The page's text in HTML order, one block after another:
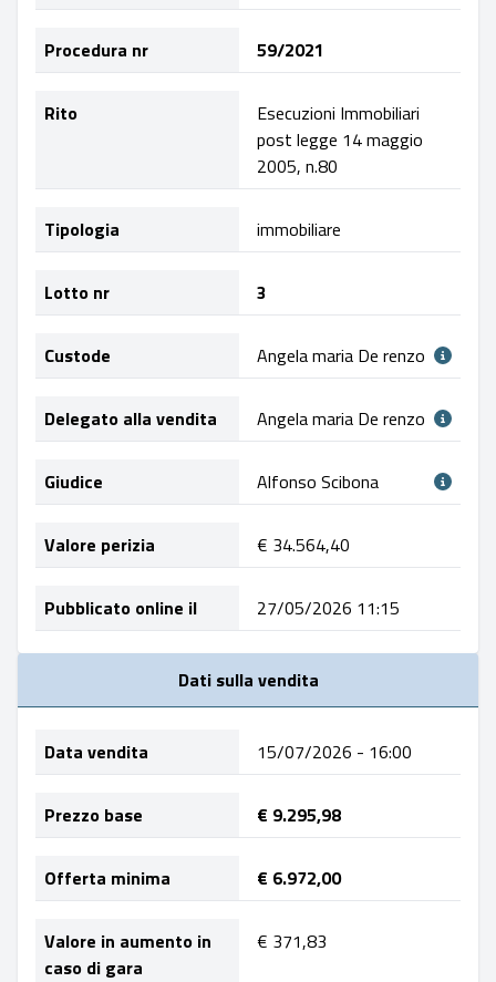
Procedura nr 59/2021
Rito
Esecuzioni Immobiliari
post legge 14 maggio
2005, n.80
Tipologia immobiliare
Lotto nr 3
Custode Angela maria De renzo
Delegato alla vendita Angela maria De renzo
Giudice Alfonso Scibona
Valore perizia € 34.564,40
Pubblicato online il 27/05/2026 11:15
Dati sulla vendita
Data vendita 15/07/2026 - 16:00
Prezzo base € 9.295,98
Offerta minima € 6.972,00
Valore in aumento in
caso di gara
€ 371,83